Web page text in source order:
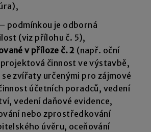
– podmínkou je odborná
(viz přílohu č. 5),
v příloze č. 2 (např. oční
činnost ve výstavbě,
zvířaty určenými pro zájmové
účetních poradců, vedení
vedení daňové evidence,
nebo zprostředkování
úvěru, oceňování